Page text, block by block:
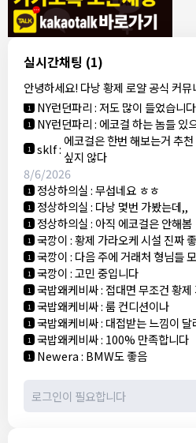
실시간채팅 (1)
안녕하세요! 다낭 황제 로얄 공식 커뮤
1 모기한테물림:정찰가보다 쌀수 없음
1 결혼안해:ㄹㅇ 팩트 ㅋㅋㅋㅋ
결혼안해:ㄹㅇ 팩트 ㅋㅋㅋㅋ
8/5/2026
NY런던파리 :다낭 에코걸 여기서
1 3군:에코걸 좀 조심 하는게 좋음
1 NY런던파리:저도 많이 들었습니
1 NY런던파리: 에코걸 하는 놈들 있
1 sklf: 에코걸은 한번 해보는거 추
싶지 않다
8/6/2026
1 정상하의실:무섭네요 ㅎㅎ
1 정상하의실: 다낭 몇번 가봤는데,,
1 정상하의실: 아직 에코걸은 안해봄
1 국깡이:황제 가라오케 시설 진짜
1 국깡이: 다음 주에 거래처 형님들
1 국깡이:고민 중입니다
1 국밥왜케비싸: 접대면 무조건 황제
1 국밥왜케비싸:룸 컨디션이나
1 국밥왜케비싸: 대접받는 느낌이 달
1 국밥왜케비싸: 100% 만족합니다
1 Newera: BMW도 좋음